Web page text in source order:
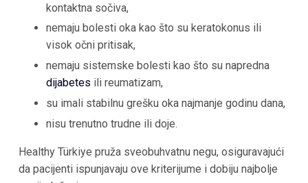
kontaktna sočiva,
nemaju bolesti oka kao što su keratokonus ili
visok očni pritisak,
nemaju sistemske bolesti kao što su napredna
dijabetes ili reumatizam,
su imali stabilnu grešku oka najmanje godinu dana,
nisu trenutno trudne ili doje.
Healthy Türkiye pruža sveobuhvatnu negu, osiguravajući
da pacijenti ispunjavaju ove kriterijume i dobiju najbolje